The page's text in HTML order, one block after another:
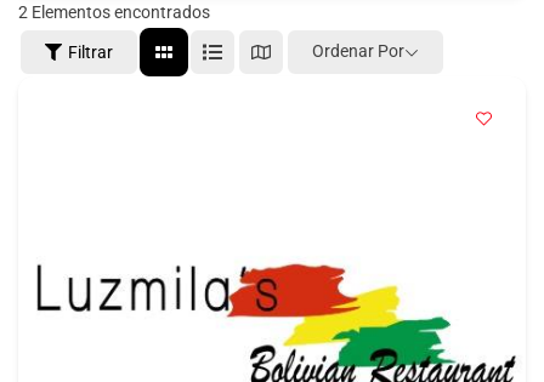
2 Elementos encontrados
Filtrar Ordenar Por